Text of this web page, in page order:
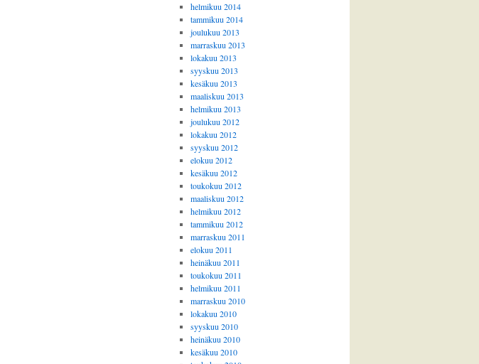
helmikuu 2014
tammikuu 2014
joulukuu 2013
marraskuu 2013
lokakuu 2013
syyskuu 2013
kesäkuu 2013
maaliskuu 2013
helmikuu 2013
joulukuu 2012
lokakuu 2012
syyskuu 2012
elokuu 2012
kesäkuu 2012
toukokuu 2012
maaliskuu 2012
helmikuu 2012
tammikuu 2012
marraskuu 2011
elokuu 2011
heinäkuu 2011
toukokuu 2011
helmikuu 2011
marraskuu 2010
lokakuu 2010
syyskuu 2010
heinäkuu 2010
kesäkuu 2010